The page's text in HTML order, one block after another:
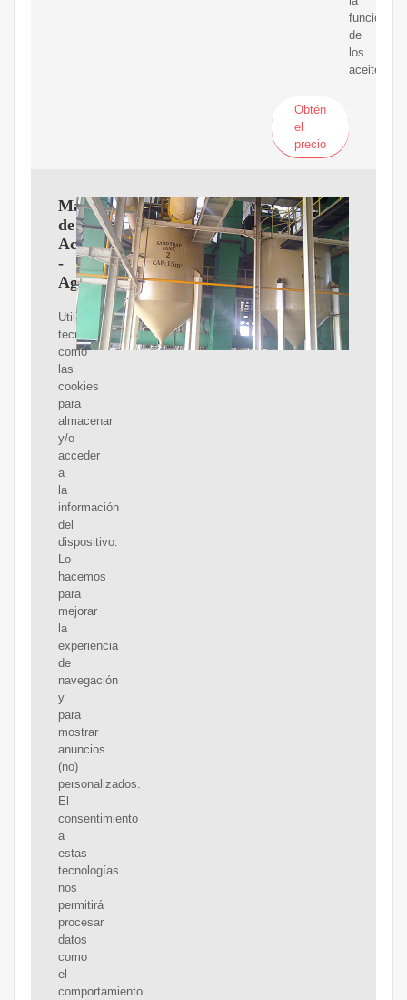
de
los
aceites.
Obtén
el
precio
Maquinaria
de
Aceite
-
Agrovin
Utilizamos
tecnologías
como
las
cookies
para
almacenar
y/o
acceder
a
la
información
del
dispositivo.
Lo
hacemos
para
mejorar
la
experiencia
de
navegación
y
para
mostrar
anuncios
(no)
personalizados.
El
consentimiento
a
estas
tecnologías
nos
permitirá
procesar
datos
como
el
comportamiento